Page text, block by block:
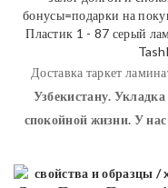
Доставка таркет
Узбекистану.
спокойной жизни. У